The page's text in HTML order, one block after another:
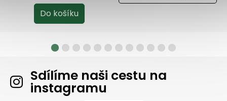
Sdílíme naši cestu na
instagramu